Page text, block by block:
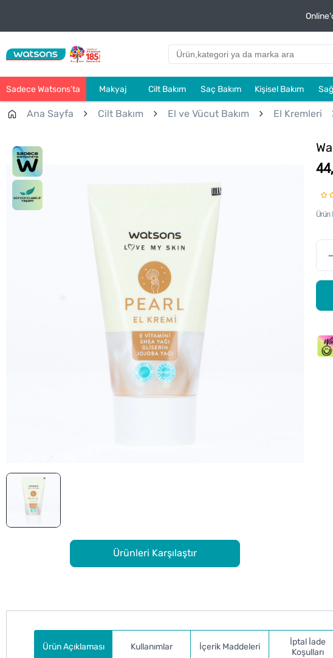
Sadece Watsons’ta Makyaj Cilt Bakım Saç Bakım Kişisel Bakım
Ana Sayfa Cilt Bakım El ve Vücut Bakım El Kremleri
Ürünleri Karşılaştır
Ürün
Ürün Açıklaması
Kullanımlar İçerik Maddeleri
İptal İade
Koşulları